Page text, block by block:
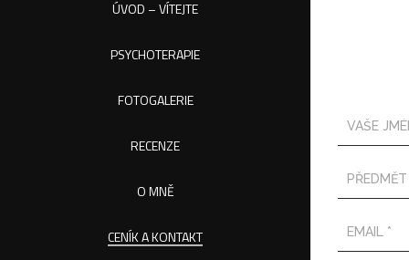
ÚVOD – VÍTEJTE
PSYCHOTERAPIE
FOTOGALERIE
RECENZE
O MNĚ
CENÍK A KONTAKT